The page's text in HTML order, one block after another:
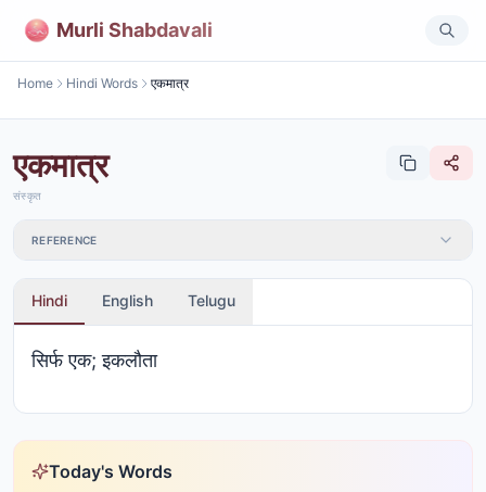
Murli Shabdavali
Home Hindi Words एकमात्र
एकमात्र
संस्कृत
REFERENCE
Hindi English Telugu
सिर्फ एक; इकलौता
Today's Words